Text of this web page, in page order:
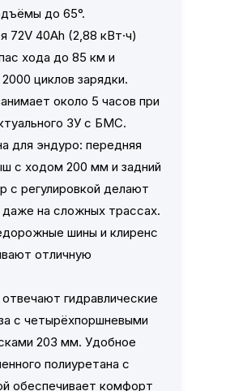
до 65°.
72V 40Ah (2,88 кВт·ч)
хода до 85 км и
циклов зарядки.
около 5 часов при
ЗУ с БМС.
для эндуро: передняя
с ходом 200 мм и задний
с регулировкой делают
даже на сложных трассах.
шины и клиренс
отличную
гидравлические
с четырёхпоршневыми
203 мм. Удобное
полиуретана с
обеспечивает комфорт